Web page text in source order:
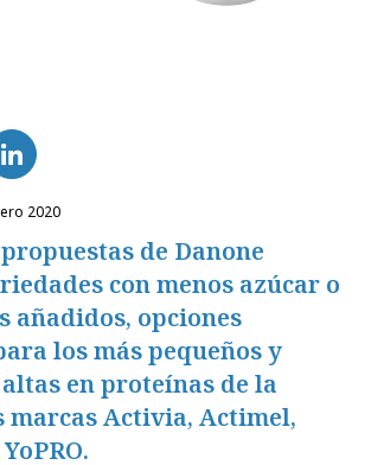
2020
de Danone
con menos azúcar o
añadidos, opciones
los más pequeños y
en proteínas de la
marcas Activia, Actimel,